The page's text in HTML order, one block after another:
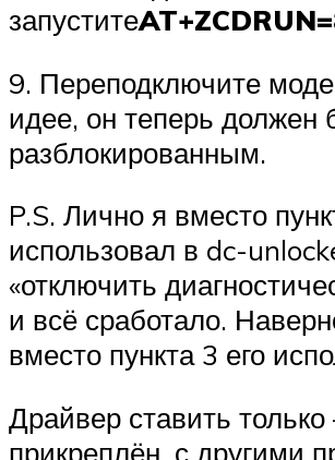
запустите
9. Переподключите
идее, он теперь должен
разблокированным.
P.S. Лично я вместо
использовал в dc-
«отключить
и всё сработало.
вместо пункта 3 его
Драйвер ставить
прикреплён, с другими